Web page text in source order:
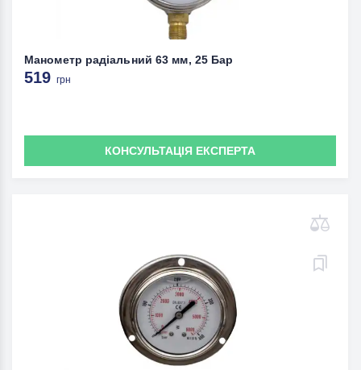
Манометр радіальний 63 мм, 25 Бар
519 грн
КОНСУЛЬТАЦІЯ ЕКСПЕРТА